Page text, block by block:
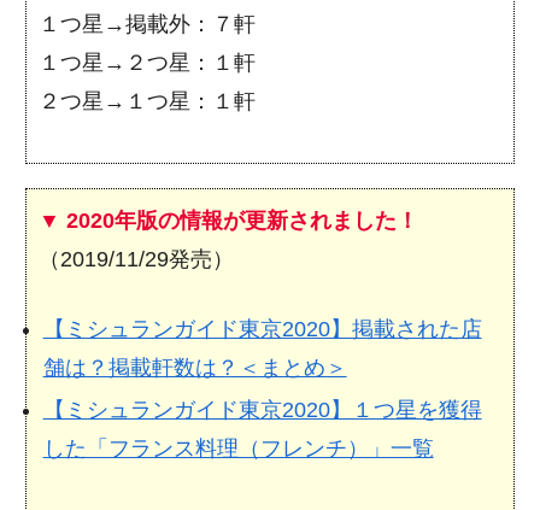
１つ星→掲載外：７軒
１つ星→２つ星：１軒
２つ星→１つ星：１軒
▼ 2020年版の情報が更新されました！
（2019/11/29発売）
【ミシュランガイド東京2020】掲載された店
舗は？掲載軒数は？＜まとめ＞
【ミシュランガイド東京2020】１つ星を獲得
した「フランス料理（フレンチ）」一覧